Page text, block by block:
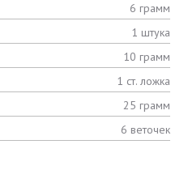
6 грамм
1 штука
10 грамм
1 ст. ложка
25 грамм
6 веточек